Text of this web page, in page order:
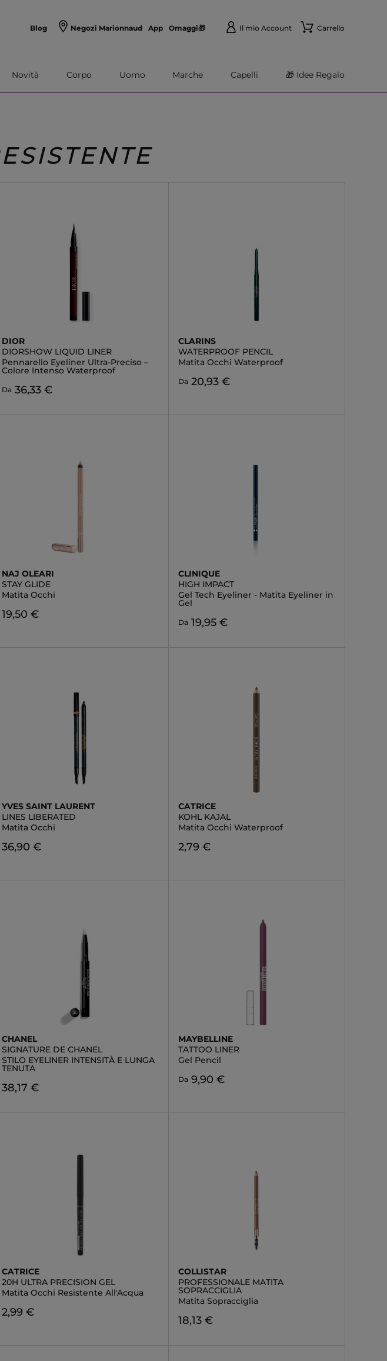
Blog Negozi Marionnaud App Omaggi🎁 Il mio Account Carrello
Novità Corpo Uomo Marche Capelli 🎁 Idee Regalo
DIOR
DIORSHOW LIQUID LINER
Pennarello Eyeliner Ultra-Preciso –
Colore Intenso Waterproof
Da 36,33 €
CLARINS
WATERPROOF PENCIL
Matita Occhi Waterproof
Da 20,93 €
NAJ OLEARI
STAY GLIDE
Matita Occhi
19,50 €
CLINIQUE
HIGH IMPACT
Gel Tech Eyeliner - Matita Eyeliner in
Gel
Da 19,95 €
YVES SAINT LAURENT
LINES LIBERATED
Matita Occhi
36,90 €
CATRICE
KOHL KAJAL
Matita Occhi Waterproof
2,79 €
CHANEL
SIGNATURE DE CHANEL
STILO EYELINER INTENSITÀ E LUNGA
TENUTA
38,17 €
MAYBELLINE
TATTOO LINER
Gel Pencil
Da 9,90 €
CATRICE
20H ULTRA PRECISION GEL
Matita Occhi Resistente All'Acqua
2,99 €
COLLISTAR
PROFESSIONALE MATITA
SOPRACCIGLIA
Matita Sopracciglia
18,13 €